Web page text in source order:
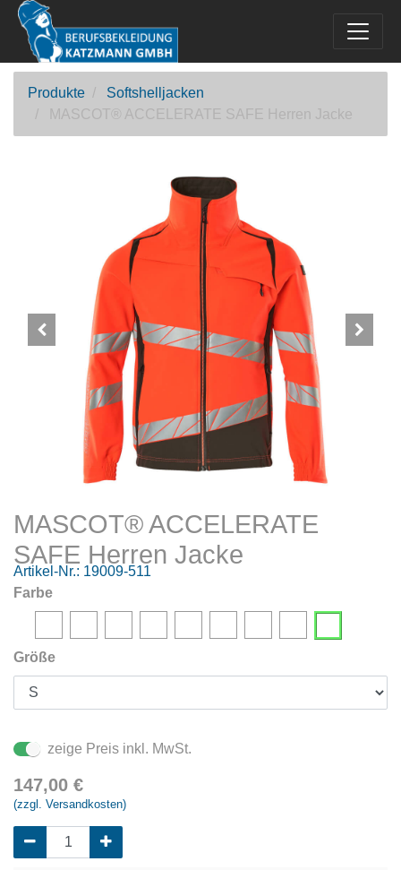
Produkte
Softshelljacken
MASCOT® ACCELERATE SAFE Herren Jacke
MASCOT® ACCELERATE
SAFE Herren Jacke
Artikel-Nr.: 19009-511
Farbe
Größe
zeige Preis inkl. MwSt.
147,00 €
(zzgl. Versandkosten)